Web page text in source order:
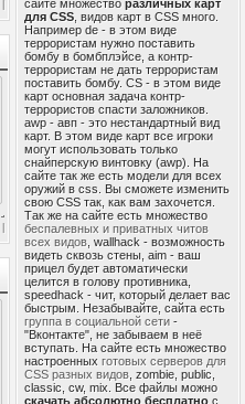
сайте множество различных карт
для CSS , видов карт в CSS много.
Например de - в этом виде
террористам нужно поставить
бомбу в бомбплэйсе, а контр-
террористам не дать террористам
поставить бомбу. CS - в этом виде
карт основная задача контр-
террористов спасти заложников.
awp - авп - это нестандартный вид
карт. В этом виде карт все игроки
могут использовать только
снайперскую винтовку (awp). На
сайте так же есть модели для всех
оружий в css. Вы сможете изменить
свою CSS так, как вам захочется.
Так же на сайте есть множество
беспалевных и приватных читов
всех видов , wallhack - возможность
видеть сквозь стены, aim - ваш
прицел будет автоматически
целится в голову противника,
speedhack - чит, который делает вас
быстрым. Незабывайте, сайта есть
группа в социальной сети -
"Вконтакте", не забываем в неё
вступать. На сайте есть множество
настроенных готовых серверов для
CSS разных видов , zombie, public,
classic, cw, mix. Все файлы можно
скачать абсолютно бесплатно с